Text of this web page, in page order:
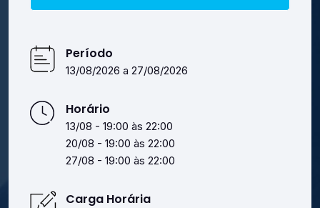
Período
13/08/2026 a 27/08/2026
Horário
13/08 - 19:00 às 22:00
20/08 - 19:00 às 22:00
27/08 - 19:00 às 22:00
Carga Horária